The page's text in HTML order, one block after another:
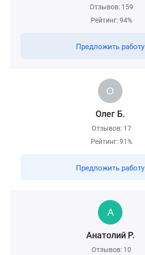
Отзывов: 159
Рейтинг: 94%
Предложить работу
Олег Б.
Отзывов: 17
Рейтинг: 91%
Предложить работу
Анатолий Р.
Отзывов: 10